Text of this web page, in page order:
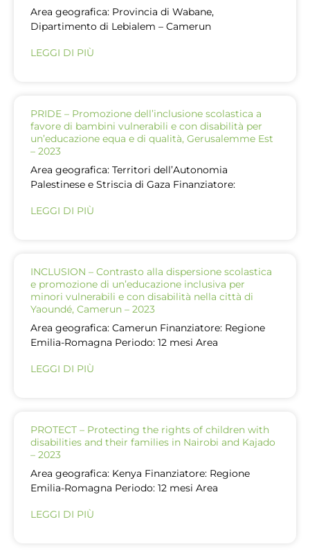
Area geografica: Provincia di Wabane,
Dipartimento di Lebialem – Camerun
LEGGI DI PIÙ
PRIDE – Promozione dell’inclusione scolastica a
favore di bambini vulnerabili e con disabilità per
un’educazione equa e di qualità, Gerusalemme Est
– 2023
Area geografica: Territori dell’Autonomia
Palestinese e Striscia di Gaza Finanziatore:
LEGGI DI PIÙ
INCLUSION – Contrasto alla dispersione scolastica
e promozione di un’educazione inclusiva per
minori vulnerabili e con disabilità nella città di
Yaoundé, Camerun – 2023
Area geografica: Camerun Finanziatore: Regione
Emilia-Romagna Periodo: 12 mesi Area
LEGGI DI PIÙ
PROTECT – Protecting the rights of children with
disabilities and their families in Nairobi and Kajado
– 2023
Area geografica: Kenya Finanziatore: Regione
Emilia-Romagna Periodo: 12 mesi Area
LEGGI DI PIÙ